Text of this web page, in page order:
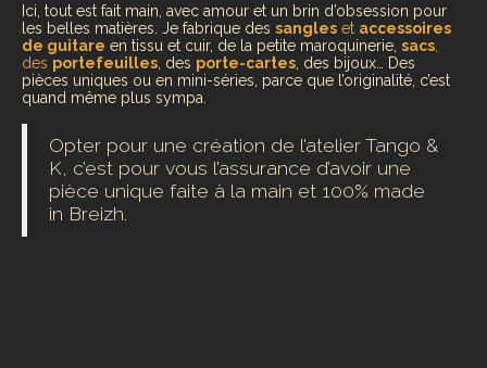
Ici, tout est fait main, avec amour et un brin d’obsession pour
les belles matières. Je fabrique des sangles et accessoires
de guitare en tissu et cuir, de la petite maroquinerie, sacs
des portefeuilles , des porte-cartes , des bijoux… Des
pièces uniques ou en mini-séries, parce que l’originalité, c’est
quand même plus sympa.
Opter pour une création de l’atelier Tango &
K, c’est pour vous l’assurance d’avoir une
pièce unique faite à la main et 100% made
in Breizh.